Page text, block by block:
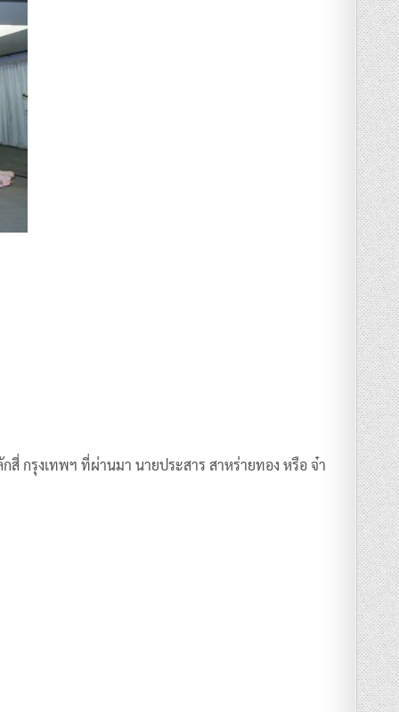
กรุงเทพฯ ที่ผ่านมา นายประสาร สาหร่ายทอง หรือ จ๋า